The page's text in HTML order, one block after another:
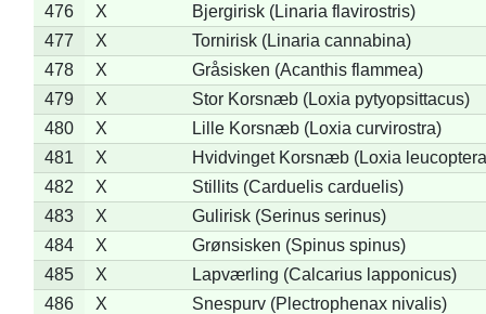
476
X
Bjergirisk (Linaria flavirostris)
477
X
Tornirisk (Linaria cannabina)
478
X
Gråsisken (Acanthis flammea)
479
X
Stor Korsnæb (Loxia pytyopsittacus)
480
X
Lille Korsnæb (Loxia curvirostra)
481
X
Hvidvinget Korsnæb (Loxia
482
X
Stillits (Carduelis carduelis)
483
X
Gulirisk (Serinus serinus)
484
X
Grønsisken (Spinus spinus)
485
X
Lapværling (Calcarius lapponicus)
486
X Snespurv (Plectrophenax nivalis)